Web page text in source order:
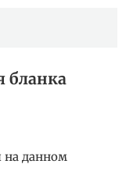
бланка
на данном